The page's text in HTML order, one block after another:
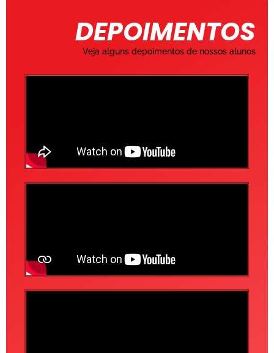
DEPOIMENTOS
Veja alguns depoimentos de nossos alunos